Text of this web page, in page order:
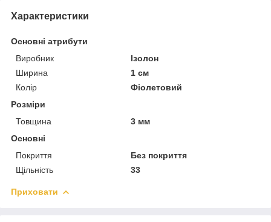
Характеристики
Основні атрибути
Виробник
Ізолон
Ширина
1 см
Колір
Фіолетовий
Розміри
Товщина
3 мм
Основні
Покриття
Без покриття
Щільність
33
Приховати